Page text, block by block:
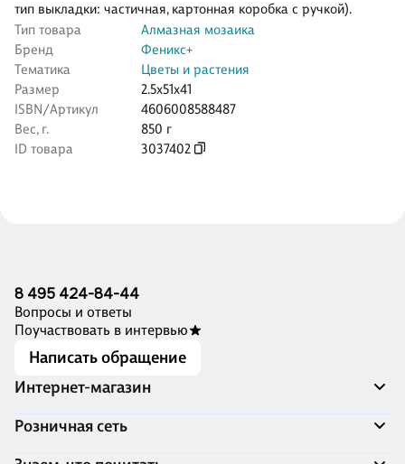
тип выкладки: частичная, картонная коробка с ручкой).
Тип товара
Алмазная мозаика
Бренд
Феникс+
Тематика
Цветы и растения
Размер
2.5x51x41
ISBN/Артикул
4606008588487
Вес, г.
850 г
ID товара
3037402
8 495 424-84-44
Вопросы и ответы
Поучаствовать в интервью
Написать обращение
Интернет-магазин
Акции
Доставка и оплата
Розничная сеть